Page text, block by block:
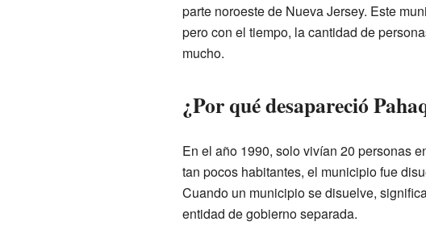
parte noroeste de Nueva Jersey. Este
pero con el tiempo, la cantidad de
mucho.
¿Por qué desapareció
En el año 1990, solo vivían 20 personas
tan pocos habitantes, el municipio fue
Cuando un municipio se disuelve,
entidad de gobierno separada.